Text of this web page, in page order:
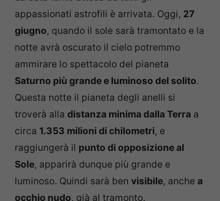
appassionati astrofili è arrivata. Oggi, 27
giugno, quando il sole sarà tramontato e la
notte avrà oscurato il cielo potremmo
ammirare lo spettacolo del pianeta
Saturno più grande e luminoso del solito.
Questa notte il pianeta degli anelli si
troverà alla distanza minima dalla Terra a
circa 1.353 milioni di chilometri, e
raggiungerà il punto di opposizione al
Sole, apparirà dunque più grande e
luminoso. Quindi sarà ben visibile, anche a
occhio nudo, già al tramonto.